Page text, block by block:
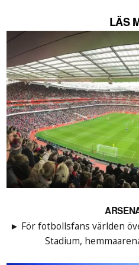
LÄS
► För fotbollsfans världen
Stadium,